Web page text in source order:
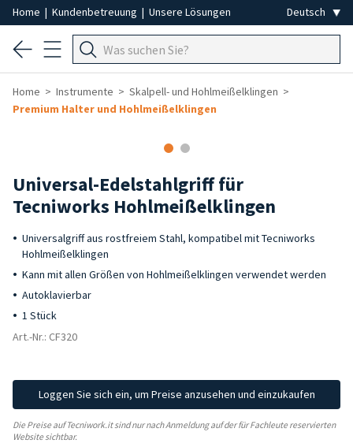
Home | Kundenbetreuung | Unsere Lösungen
Home Instrumente
Skalpell- und Hohlmeißelklingen
Premium Halter und Hohlmeißelklingen
Universal-Edelstahlgriff für
Tecniworks Hohlmeißelklingen
Universalgriff aus rostfreiem Stahl, kompatibel mit Tecniworks
Hohlmeißelklingen
Kann mit allen Größen von Hohlmeißelklingen verwendet werden
Autoklavierbar
1 Stück
Art.-Nr.: CF320
Loggen Sie sich ein, um Preise anzusehen und einzukaufen
Die Preise auf Tecniwork.it sind nur nach Anmeldung auf der für Fachleute reservierten
Website sichtbar.